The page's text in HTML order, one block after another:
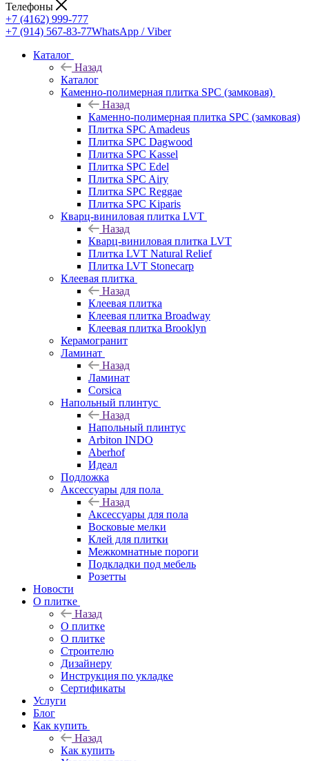
Телефоны
+7 (4162) 999-777
+7 (914) 567-83-77WhatsApp / Viber
Каталог
Назад
Каталог
Каменно-полимерная плитка SPC (замковая)
Назад
Каменно-полимерная плитка SPC (замковая)
Плитка SPC Amadeus
Плитка SPC Dagwood
Плитка SPC Kassel
Плитка SPC Edel
Плитка SPC Airy
Плитка SPC Reggae
Плитка SPC Kiparis
Кварц-виниловая плитка LVT
Назад
Кварц-виниловая плитка LVT
Плитка LVT Natural Relief
Плитка LVT Stonecarp
Клеевая плитка
Назад
Клеевая плитка
Клеевая плитка Broadway
Клеевая плитка Brooklyn
Керамогранит
Ламинат
Назад
Ламинат
Corsica
Напольный плинтус
Назад
Напольный плинтус
Arbiton INDO
Aberhof
Идеал
Подложка
Аксессуары для пола
Назад
Аксессуары для пола
Восковые мелки
Клей для плитки
Межкомнатные пороги
Подкладки под мебель
Розетты
Новости
О плитке
Назад
О плитке
О плитке
Строителю
Дизайнеру
Инструкция по укладке
Сертификаты
Услуги
Блог
Как купить
Назад
Как купить